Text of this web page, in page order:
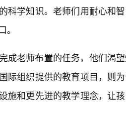
科学知识。老师们用耐心和
成老师布置的任务，他们渴
际组织提供的教育项目，则
施和更先进的教学理念，让